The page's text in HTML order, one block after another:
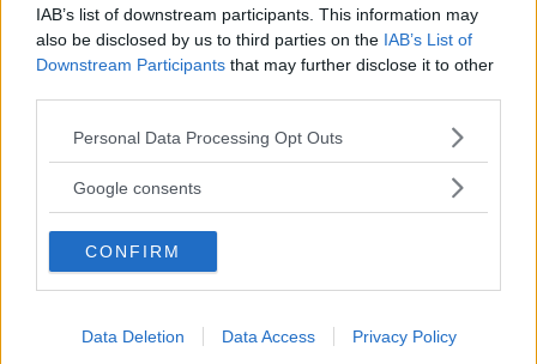
IAB’s list of downstream participants. This information may
also be disclosed by us to third parties on the IAB’s List of
Downstream Participants that may further disclose it to other
Please note that this website/app uses one or more Google
not limited to your visit or usage behaviour. You may click to
use your data for below specified purposes in below Google
consent section.
Personal Data Processing Opt Outs
Google consents
CONFIRM
Data Deletion Data Access Privacy Policy
Dai Romeo e Giulietta di Napoli al riscatto in un Ipm
immaginario: Mare Fuori è una serie che non lascia
indifferenti. Ecco le migliori frasi pronunciate dai
personaggi.